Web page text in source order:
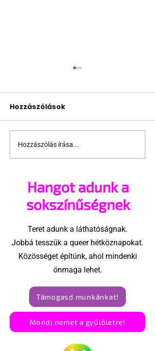
Amszterdami
szerelmes pillanatok
Hozzászólások
Hozzászólás írása...
Hangot adunk a
sokszínűségnek
Teret adunk a láthatóságnak.
Jobbá tesszük a queer hétköznapokat.
Közösséget építünk, ahol mindenki
önmaga lehet.
Támogasd munkánkat!
Mondj nemet a gyűlöletre!